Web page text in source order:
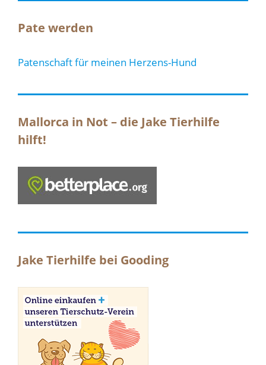
Pate werden
Patenschaft für meinen Herzens-Hund
Mallorca in Not – die Jake Tierhilfe
hilft!
Jake Tierhilfe bei Gooding